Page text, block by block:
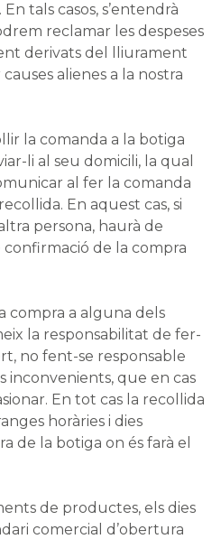
tals casos, s’entendrà
reclamar les despeses
derivats del lliurament
alienes a la nostra
la comanda a la botiga
li al seu domicili, la qual
al fer la comanda
En aquest cas, si
persona, haurà de
de la compra
compra a alguna dels
la responsabilitat de fer-
no fent-se responsable
inconvenients, que en cas
En tot cas la recollida
horàries i dies
de la botiga on és farà el
de productes, els dies
comercial d’obertura